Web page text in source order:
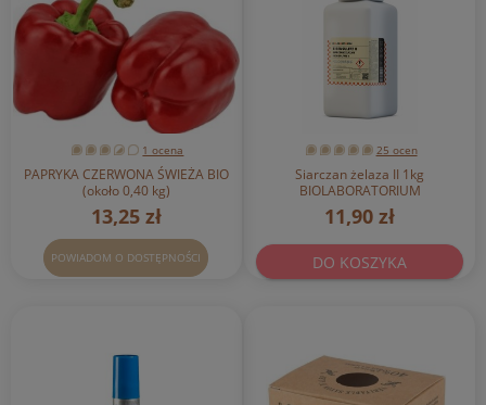
1 ocena
PAPRYKA CZERWONA ŚWIEŻA BIO
(około 0,40 kg)
13,25 zł
POWIADOM O DOSTĘPNOŚCI
25 ocen
Siarczan żelaza II 1kg
BIOLABORATORIUM
11,90 zł
DO KOSZYKA